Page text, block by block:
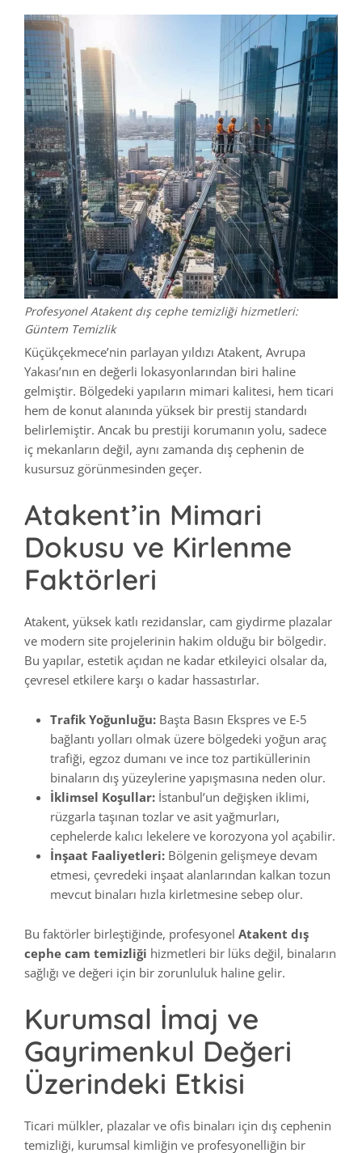
Profesyonel Atakent dış cephe temizliği hizmetleri:
Güntem Temizlik
Küçükçekmece’nin parlayan yıldızı Atakent, Avrupa
Yakası’nın en değerli lokasyonlarından biri haline
gelmiştir. Bölgedeki yapıların mimari kalitesi, hem ticari
hem de konut alanında yüksek bir prestij standardı
belirlemiştir. Ancak bu prestiji korumanın yolu, sadece
iç mekanların değil, aynı zamanda dış cephenin de
kusursuz görünmesinden geçer.
Atakent’in Mimari
Dokusu ve Kirlenme
Faktörleri
Atakent, yüksek katlı rezidanslar, cam giydirme plazalar
ve modern site projelerinin hakim olduğu bir bölgedir.
Bu yapılar, estetik açıdan ne kadar etkileyici olsalar da,
çevresel etkilere karşı o kadar hassastırlar.
Trafik Yoğunluğu: Başta Basın Ekspres ve E-5
bağlantı yolları olmak üzere bölgedeki yoğun araç
trafiği, egzoz dumanı ve ince toz partiküllerinin
binaların dış yüzeylerine yapışmasına neden olur.
İklimsel Koşullar: İstanbul’un değişken iklimi,
rüzgarla taşınan tozlar ve asit yağmurları,
cephelerde kalıcı lekelere ve korozyona yol açabilir.
İnşaat Faaliyetleri: Bölgenin gelişmeye devam
etmesi, çevredeki inşaat alanlarından kalkan tozun
mevcut binaları hızla kirletmesine sebep olur.
Bu faktörler birleştiğinde, profesyonel Atakent dış
cephe cam temizliği hizmetleri bir lüks değil, binaların
sağlığı ve değeri için bir zorunluluk haline gelir.
Kurumsal İmaj ve
Gayrimenkul Değeri
Üzerindeki Etkisi
Ticari mülkler, plazalar ve ofis binaları için dış cephenin
temizliği, kurumsal kimliğin ve profesyonelliğin bir